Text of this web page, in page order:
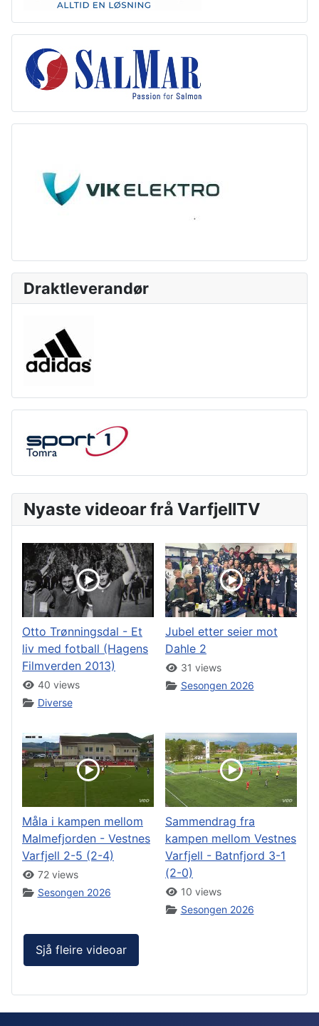
Draktleverandør
Nyaste videoar frå VarfjellTV
Otto Trønningsdal - Et
liv med fotball (Hagens
Filmverden 2013)
40 views
Diverse
Jubel etter seier mot
Dahle 2
31 views
Sesongen 2026
Måla i kampen mellom
Malmefjorden - Vestnes
Varfjell 2-5 (2-4)
72 views
Sesongen 2026
Sammendrag fra
kampen mellom Vestnes
Varfjell - Batnfjord 3-1
(2-0)
10 views
Sesongen 2026
Sjå fleire videoar